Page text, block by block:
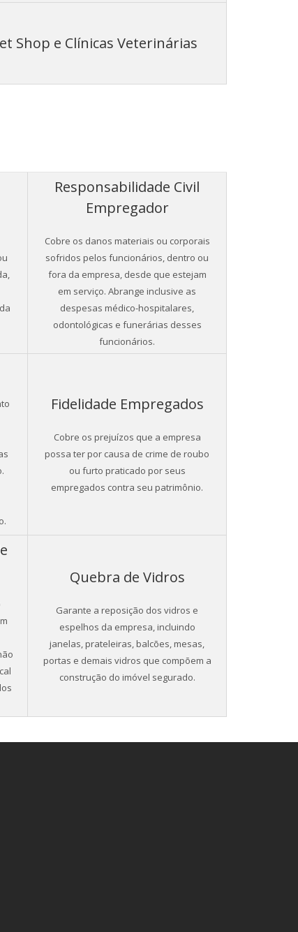
Shop e Clínicas Veterinárias
Responsabilidade Civil
Empregador
Cobre os danos materiais ou corporais
sofridos pelos funcionários, dentro ou
fora da empresa, desde que estejam
em serviço. Abrange inclusive as
despesas médico-hospitalares,
odontológicas e funerárias desses
funcionários.
Fidelidade Empregados
Cobre os prejuízos que a empresa
possa ter por causa de crime de roubo
ou furto praticado por seus
empregados contra seu patrimônio.
Quebra de Vidros
Garante a reposição dos vidros e
espelhos da empresa, incluindo
janelas, prateleiras, balcões, mesas,
portas e demais vidros que compõem a
construção do imóvel segurado.